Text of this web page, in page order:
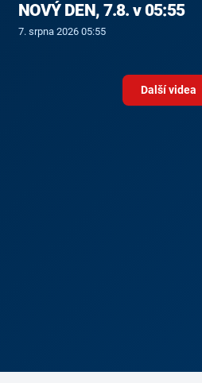
NOVÝ DEN, 7.8. v 05:55
7. srpna 2026 05:55
Další videa